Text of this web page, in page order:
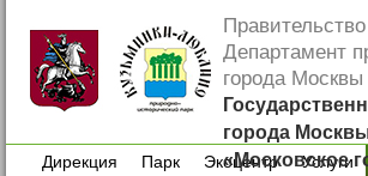
Департамент
города Москвы
города
«Московское
Дирекция
Парк
Экоцентр
Услуги